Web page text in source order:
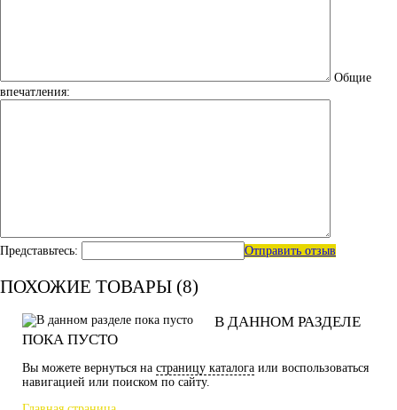
Общие
впечатления:
Представьтесь: Отправить отзыв
ПОХОЖИЕ ТОВАРЫ (8)
В ДАННОМ РАЗДЕЛЕ
ПОКА ПУСТО
Вы можете вернуться на страницу каталога или воспользоваться
навигацией или поиском по сайту.